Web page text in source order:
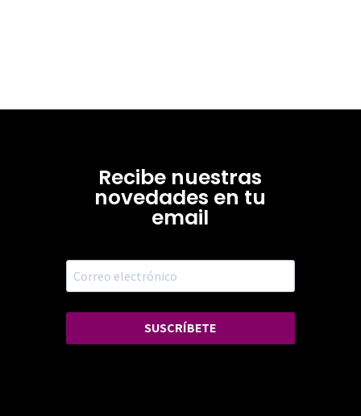
Recibe nuestras
novedades en tu
email
SUSCRÍBETE